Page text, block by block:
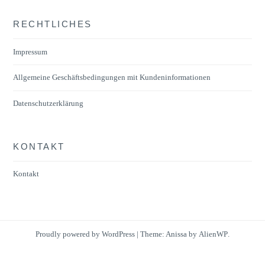
RECHTLICHES
Impressum
Allgemeine Geschäftsbedingungen mit Kundeninformationen
Datenschutzerklärung
KONTAKT
Kontakt
Proudly powered by WordPress | Theme: Anissa by AlienWP